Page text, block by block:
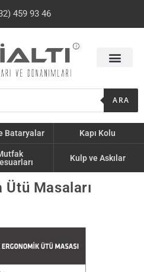
459 93 46
ARA
Bataryalar Kapı Kolu
Kulp ve Askılar
Masaları